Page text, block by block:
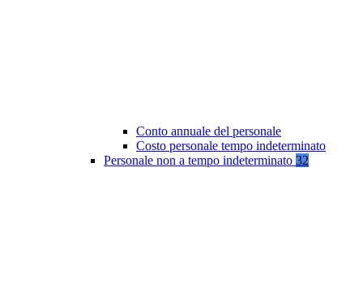
Conto annuale del personale
Costo personale tempo indeterminato
Personale non a tempo indeterminato 32